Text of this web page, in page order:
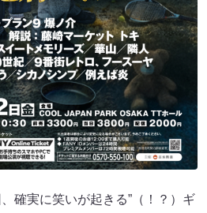
確実に笑いが起きる”（！？）ギ